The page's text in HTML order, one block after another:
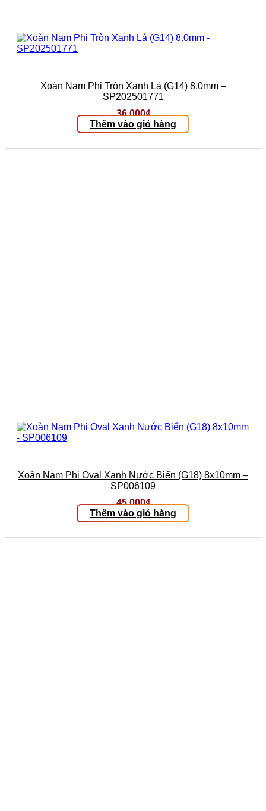
Xoàn Nam Phi Tròn Xanh Lá (G14) 8.0mm –
SP202501771
36.000₫
Thêm vào giỏ hàng
Xoàn Nam Phi Oval Xanh Nước Biển (G18) 8x10mm –
SP006109
45.000₫
Thêm vào giỏ hàng